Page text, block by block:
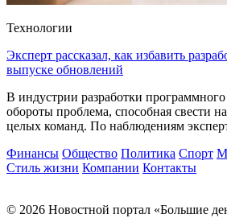
Технологии
Эксперт рассказал, как избавить
выпуске обновлений
В индустрии разработки
обороты проблема, способная свести
целых команд. По наблюдениям
Финансы Общество Политика Спорт
Стиль жизни Компании Контакты
© 2026 Новостной портал «Большие